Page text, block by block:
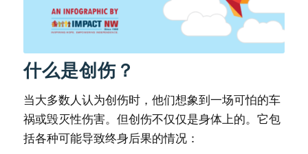
什么是创伤？
当大多数人认为创伤时，他们想象到一场可怕的车
祸或毁灭性伤害。但创伤不仅仅是身体上的。它包
括各种可能导致终身后果的情况：